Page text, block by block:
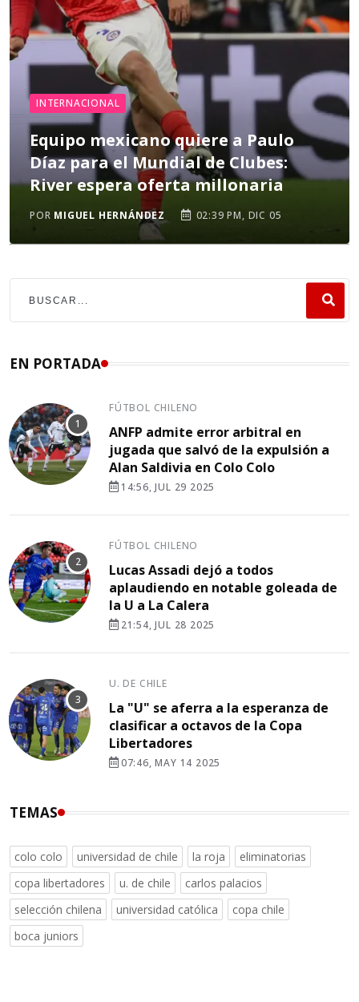
INTERNACIONAL
Equipo mexicano quiere a Paulo
Díaz para el Mundial de Clubes:
River espera oferta millonaria
POR MIGUEL HERNÁNDEZ 02:39 PM, DIC 05
EN PORTADA
FÚTBOL CHILENO
ANFP admite error arbitral en
jugada que salvó de la expulsión a
Alan Saldivia en Colo Colo
14:56, JUL 29 2025
FÚTBOL CHILENO
Lucas Assadi dejó a todos
aplaudiendo en notable goleada de
la U a La Calera
21:54, JUL 28 2025
U. DE CHILE
La "U" se aferra a la esperanza de
clasificar a octavos de la Copa
Libertadores
07:46, MAY 14 2025
TEMAS
colo colo universidad de chile la roja
eliminatorias
copa libertadores
u. de chile
carlos palacios
selección chilena
universidad católica
copa chile
boca juniors